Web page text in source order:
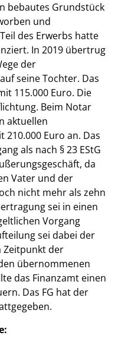
bebautes Grundstück
und
des Erwerbs hatte
In 2019 übertrug
der
seine Tochter. Das
115.000 Euro. Die
Beim Notar
aktuellen
Euro an. Das
als nach § 23 EStG
da
Vater und der
nicht mehr als zehn
sei in einen
Vorgang
sei dabei der
Zeitpunkt der
übernommenen
das Finanzamt einen
Das FG hat der